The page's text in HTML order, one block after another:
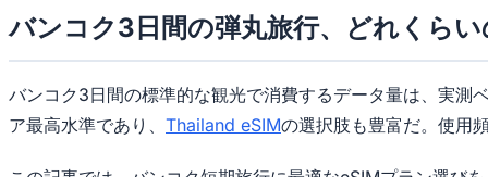
バンコク3日間の弾丸旅行、どれくら
バンコク3日間の標準的な観光で消費するデータ量は、実
ア最高水準であり、 Thailand eSIMの選択肢も豊富だ。使用